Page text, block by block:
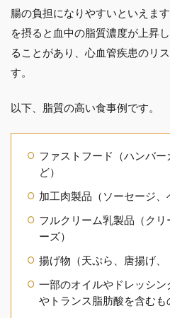
腸の負担になりやすいといえま
を摂ると血中の脂質濃度が上昇
ることがあり、心血管疾患のリ
す。
以下、脂質の高い食事例です。
ファストフード（ハンバ
ど）
加工肉製品（ソーセージ、
フルクリーム乳製品（ク
ーズ）
揚げ物（天ぷら、唐揚げ、
一部のオイルやドレッシ
やトランス脂肪酸を含むも